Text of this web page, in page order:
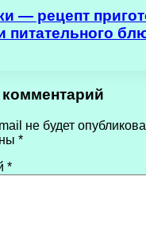
— рецепт
питательного
не будет
*
*